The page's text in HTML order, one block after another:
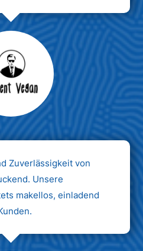
AG
Zuverlässigkeit von
Unsere
makellos, einladend